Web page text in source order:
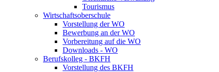
Tourismus
Wirtschaftsoberschule
Vorstellung der WO
Bewerbung an der WO
Vorbereitung auf die WO
Downloads - WO
Berufskolleg - BKFH
Vorstellung des BKFH